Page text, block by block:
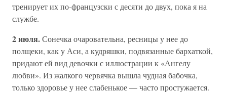
тренирует их по-французски с десяти до двух, пока я на
службе.
2 июля.Сонечка очаровательна, ресницы у нее до
полщеки, как у Аси, а кудряшки, подвязанные бархаткой,
придают ей вид девочки с иллюстрации к «Ангелу
любви». Из жалкого червячка вышла чудная бабочка,
только здоровье у нее слабенькое — часто простужается.